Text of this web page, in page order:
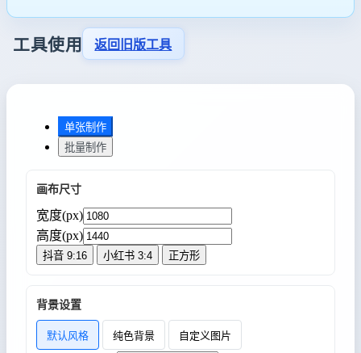
工具使用 返回旧版工具
单张制作
批量制作
画布尺寸
宽度(px)
高度(px)
抖音 9:16 小红书 3:4 正方形
背景设置
默认风格 纯色背景 自定义图片